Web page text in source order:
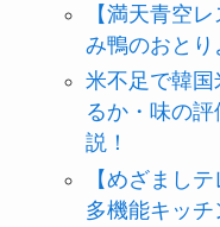
【満天青空
み鴨のおとり
米不足で韓国
るか・味の
説！
【めざまし
多機能キッ